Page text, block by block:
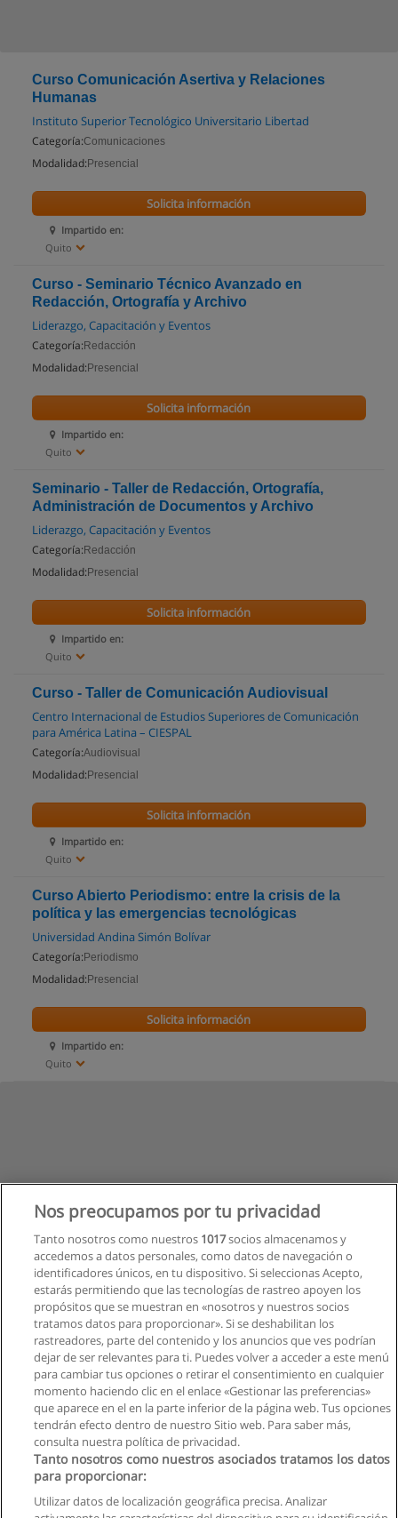
Curso Comunicación Asertiva y Relaciones
Humanas
Instituto Superior Tecnológico Universitario Libertad
Categoría:Comunicaciones
Modalidad: Presencial
Impartido en:
Quito
Solicita información
Curso - Seminario Técnico Avanzado en
Redacción, Ortografía y Archivo
Liderazgo, Capacitación y Eventos
Categoría: Redacción
Modalidad: Presencial
Impartido en:
Quito
Solicita información
Seminario - Taller de Redacción, Ortografía,
Administración de Documentos y Archivo
Liderazgo, Capacitación y Eventos
Categoría: Redacción
Modalidad: Presencial
Impartido en:
Quito
Solicita información
Curso - Taller de Comunicación Audiovisual
Centro Internacional de Estudios Superiores de Comunicación
para América Latina – CIESPAL
Categoría:Audiovisual
Modalidad: Presencial
Impartido en:
Quito
Solicita información
Curso Abierto Periodismo: entre la crisis de la
política y las emergencias tecnológicas
Universidad Andina Simón Bolívar
Categoría: Periodismo
Modalidad: Presencial
Impartido en:
Quito
Solicita información
Nos preocupamos por tu privacidad
Tanto nosotros como nuestros 1017socios almacenamos y
accedemos a datos personales, como datos de navegación o
identificadores únicos, en tu dispositivo. Si seleccionas Acepto,
estarás permitiendo que las tecnologías de rastreo apoyen los
propósitos que se muestran en «nosotros y nuestros socios
tratamos datos para proporcionar». Si se deshabilitan los
rastreadores, parte del contenido y los anuncios que ves podrían
dejar de ser relevantes para ti. Puedes volver a acceder a este menú
para cambiar tus opciones o retirar el consentimiento en cualquier
momento haciendo clic en el enlace «Gestionar las preferencias»
que aparece en el en la parte inferior de la página web. Tus opciones
tendrán efecto dentro de nuestro Sitio web. Para saber más,
consulta nuestra política de privacidad.
Tanto nosotros como nuestros asociados tratamos los datos
para proporcionar:
Utilizar datos de localización geográfica precisa. Analizar